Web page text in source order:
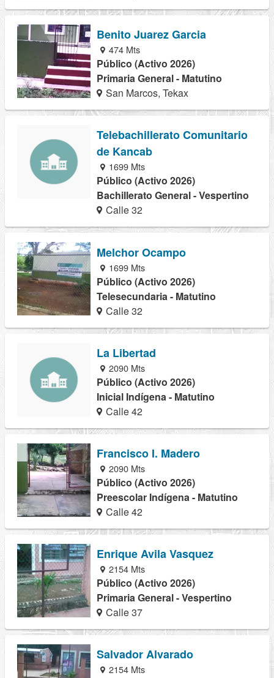
Benito Juarez Garcia
474 Mts
Público (Activo 2026)
Primaria General - Matutino
San Marcos, Tekax
Telebachillerato Comunitario
de Kancab
1699 Mts
Público (Activo 2026)
Bachillerato General - Vespertino
Calle 32
Melchor Ocampo
1699 Mts
Público (Activo 2026)
Telesecundaria - Matutino
Calle 32
La Libertad
2090 Mts
Público (Activo 2026)
Inicial Indígena - Matutino
Calle 42
Francisco I. Madero
2090 Mts
Público (Activo 2026)
Preescolar Indígena - Matutino
Calle 42
Enrique Avila Vasquez
2154 Mts
Público (Activo 2026)
Primaria General - Vespertino
Calle 37
Salvador Alvarado
2154 Mts